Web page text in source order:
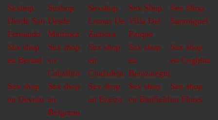
Sexhop
Desde San
Fernando
Sexhop
Desde
Martinez
Sexshop
Lomas De
Zamora
Sex Shop
Villa Del
Parque
Sex Shop
Sanmiguel
Sex shop
en Bernal
Sex shop
en
Caballito
Sex shop
en
Ciudadela
Sex shop
en
Berazategui
Sex shop
en Coghlan
Sex shop
en Devoto
Sex shop
en
Belgrano
Sex shop
en Ezeiza
Sex shop
en Banfield
Sex shop
en Flores